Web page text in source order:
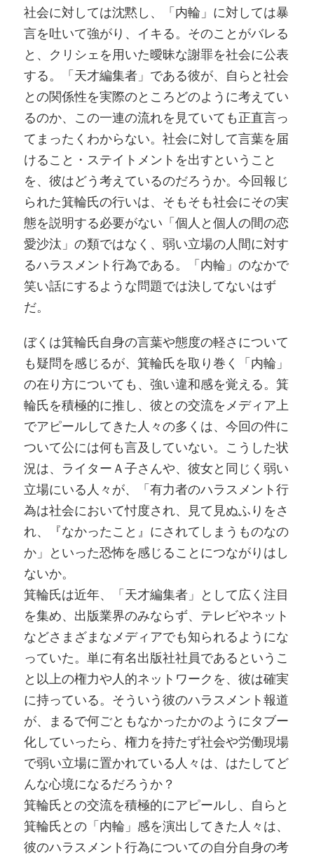
社会に対しては沈黙し、「内輪」に対しては暴
言を吐いて強がり、イキる。そのことがバレる
と、クリシェを用いた曖昧な謝罪を社会に公表
する。「天才編集者」である彼が、自らと社会
との関係性を実際のところどのように考えてい
るのか、この一連の流れを見ていても正直言っ
てまったくわからない。社会に対して言葉を届
けること・ステイトメントを出すということ
を、彼はどう考えているのだろうか。今回報じ
られた箕輪氏の行いは、そもそも社会にその実
態を説明する必要がない「個人と個人の間の恋
愛沙汰」の類ではなく、弱い立場の人間に対す
るハラスメント行為である。「内輪」のなかで
笑い話にするような問題では決してないはず
だ。
ぼくは箕輪氏自身の言葉や態度の軽さについて
も疑問を感じるが、箕輪氏を取り巻く「内輪」
の在り方についても、強い違和感を覚える。箕
輪氏を積極的に推し、彼との交流をメディア上
でアピールしてきた人々の多くは、今回の件に
ついて公には何も言及していない。こうした状
況は、ライターＡ子さんや、彼女と同じく弱い
立場にいる人々が、「有力者のハラスメント行
為は社会において忖度され、見て見ぬふりをさ
れ、『なかったこと』にされてしまうものなの
か」といった恐怖を感じることにつながりはし
ないか。
箕輪氏は近年、「天才編集者」として広く注目
を集め、出版業界のみならず、テレビやネット
などさまざまなメディアでも知られるようにな
っていた。単に有名出版社社員であるというこ
と以上の権力や人的ネットワークを、彼は確実
に持っている。そういう彼のハラスメント報道
が、まるで何ごともなかったかのようにタブー
化していったら、権力を持たず社会や労働現場
で弱い立場に置かれている人々は、はたしてど
んな心境になるだろうか？
箕輪氏との交流を積極的にアピールし、自らと
箕輪氏との「内輪」感を演出してきた人々は、
彼のハラスメント行為についての自分自身の考